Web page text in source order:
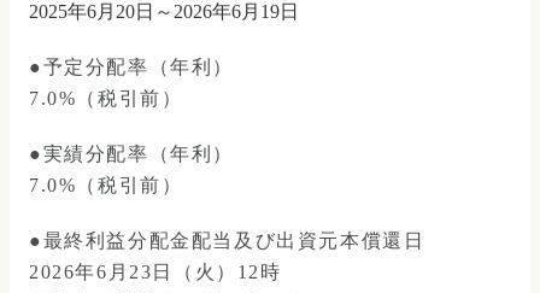
2025年6月20日～2026年6月19日
●予定分配率（年利）
7.0%（税引前）
●実績分配率（年利）
7.0%（税引前）
●最終利益分配金配当及び出資元本償還日
2026年6月23日（火）12時